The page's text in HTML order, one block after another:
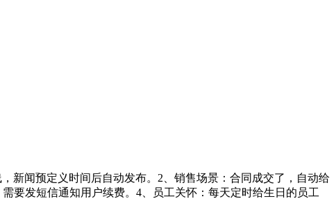
新闻预定义时间后自动发布。2、销售场景：合同成交了，自动给
要发短信通知用户续费。4、员工关怀：每天定时给生日的员工